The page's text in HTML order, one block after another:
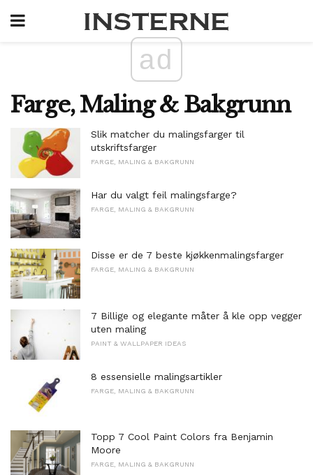
ad
Farge, Maling & Bakgrunn
Slik matcher du malingsfarger til
utskriftsfarger
FARGE, MALING & BAKGRUNN
Har du valgt feil malingsfarge?
FARGE, MALING & BAKGRUNN
Disse er de 7 beste kjøkkenmalingsfarger
FARGE, MALING & BAKGRUNN
7 Billige og elegante måter å kle opp vegger
uten maling
PAINT & WALLPAPER IDEAS
8 essensielle malingsartikler
FARGE, MALING & BAKGRUNN
Topp 7 Cool Paint Colors fra Benjamin
Moore
FARGE, MALING & BAKGRUNN